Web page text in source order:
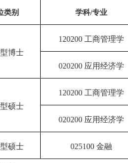
类别 学科/专业
博士
120200 工商管理学
020200 应用经济学
硕士
120200 工商管理学
020200 应用经济学
硕士 025100 金融